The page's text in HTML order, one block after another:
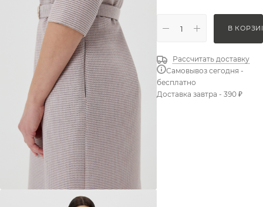
В
Рассчитать доставку
Самовывоз сегодня -
бесплатно
Доставка завтра - 390 ₽